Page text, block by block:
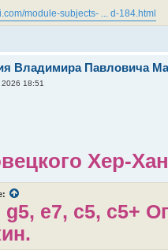
module-subjects- ... d-184.html
Владимира Павловича
18:51
Хер-
g5, e7, c5, c5+